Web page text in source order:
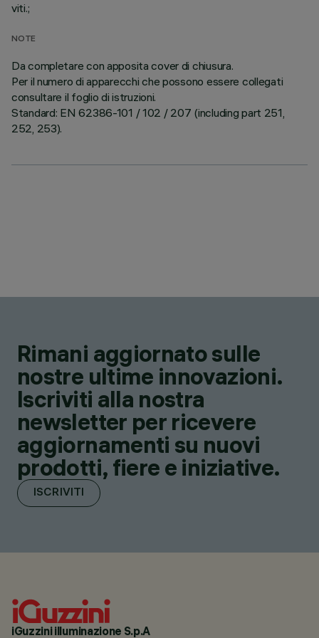
viti.;
NOTE
Da completare con apposita cover di chiusura.
Per il numero di apparecchi che possono essere collegati
consultare il foglio di istruzioni.
Standard: EN 62386-101 / 102 / 207 (including part 251,
252, 253).
Rimani aggiornato sulle
nostre ultime innovazioni.
Iscriviti alla nostra
newsletter per ricevere
aggiornamenti su nuovi
prodotti, fiere e iniziative.
ISCRIVITI
iGuzzini illuminazione S.p.A